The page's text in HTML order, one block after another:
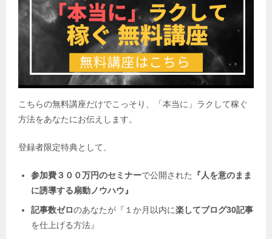
こちらの無料講座だけでこっそり、「本当に」ラクして稼ぐ
方法をあなたにお伝えします。
登録者限定特典として、
参加費３００万円のセミナーで公開された
『人を意のまま
に誘導する扇動ノウハウ』
記事数ゼロのあなたが『１か月以内に楽してブログ30記事
を仕上げる方法』